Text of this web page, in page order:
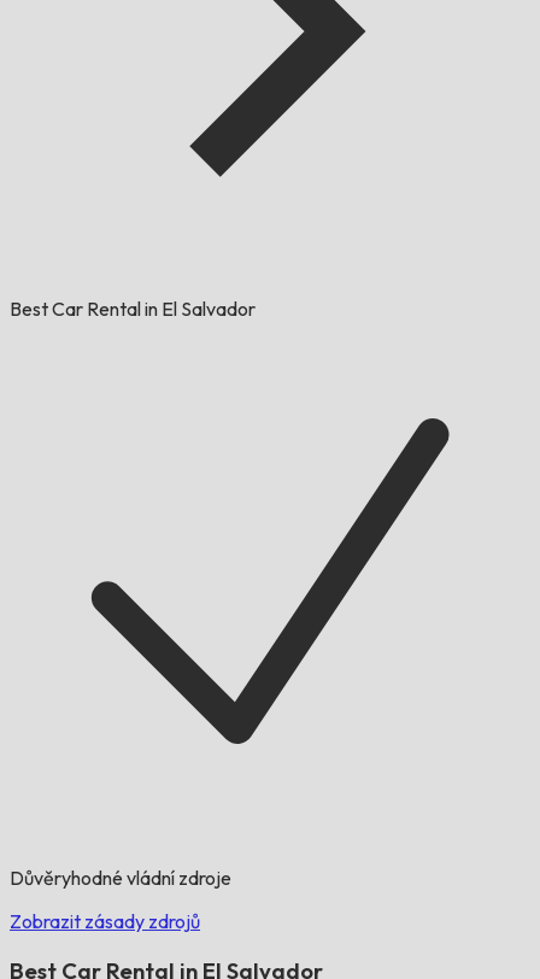
Best Car Rental in El Salvador
Důvěryhodné vládní zdroje
Zobrazit zásady zdrojů
Best Car Rental in El Salvador